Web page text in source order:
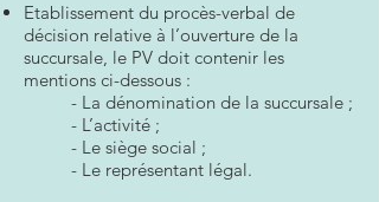
Etablissement du procès-verbal de
décision relative à l’ouverture de la
succursale, le PV doit contenir les
mentions ci-dessous :
- La dénomination de la succursale ;
- L’activité ;
- Le siège social ;
- Le représentant légal.